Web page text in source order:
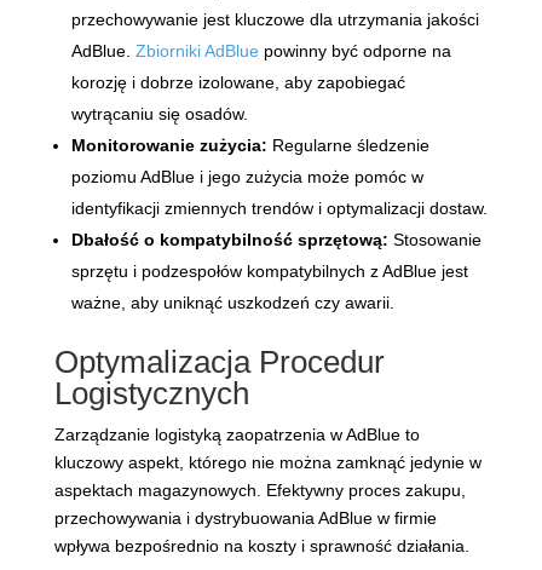
przechowywanie jest kluczowe dla utrzymania jakości
AdBlue. Zbiorniki AdBlue powinny być odporne na
korozję i dobrze izolowane, aby zapobiegać
wytrącaniu się osadów.
Monitorowanie zużycia: Regularne śledzenie
poziomu AdBlue i jego zużycia może pomóc w
identyfikacji zmiennych trendów i optymalizacji dostaw.
Dbałość o kompatybilność sprzętową: Stosowanie
sprzętu i podzespołów kompatybilnych z AdBlue jest
ważne, aby uniknąć uszkodzeń czy awarii.
Optymalizacja Procedur
Logistycznych
Zarządzanie logistyką zaopatrzenia w AdBlue to
kluczowy aspekt, którego nie można zamknąć jedynie w
aspektach magazynowych. Efektywny proces zakupu,
przechowywania i dystrybuowania AdBlue w firmie
wpływa bezpośrednio na koszty i sprawność działania.